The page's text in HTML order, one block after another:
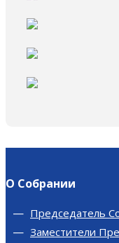
О Собрании
Председатель
Заместители